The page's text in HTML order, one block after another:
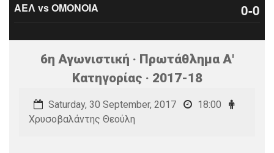
ΑΕΛ vs ΟΜΟΝΟΙΑ 0-0
6η Αγωνιστική · Πρωτάθλημα Α'
Κατηγορίας · 2017-18
Saturday, 30 September, 2017
18:00
Χρυσοβαλάντης Θεούλη